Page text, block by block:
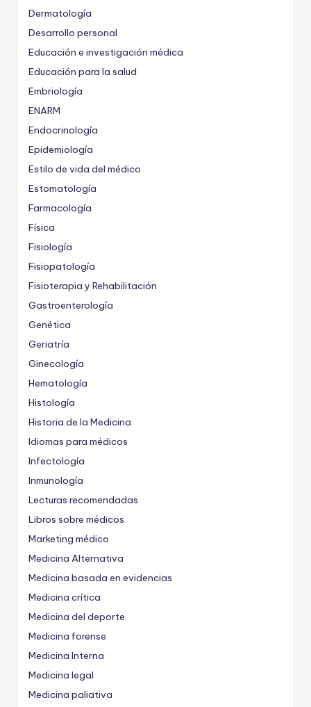
Dermatología
Desarrollo personal
Educación e investigación médica
Educación para la salud
Embriología
ENARM
Endocrinología
Epidemiología
Estilo de vida del médico
Estomatología
Farmacología
Física
Fisiología
Fisiopatología
Fisioterapia y Rehabilitación
Gastroenterología
Genética
Geriatría
Ginecología
Hematología
Histología
Historia de la Medicina
Idiomas para médicos
Infectología
Inmunología
Lecturas recomendadas
Libros sobre médicos
Marketing médico
Medicina Alternativa
Medicina basada en evidencias
Medicina crítica
Medicina del deporte
Medicina forense
Medicina Interna
Medicina legal
Medicina paliativa